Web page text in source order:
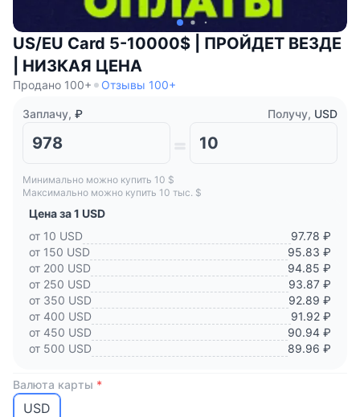
US/EU Card 5-10000$ | ПРОЙДЕТ ВЕЗДЕ
| НИЗКАЯ ЦЕНА
Продано 100+ Отзывы 100+
Заплачу, ₽ Получу, USD
Минимально можно купить 10 $
Максимально можно купить 10 тыс. $
Цена за 1 USD
от 10 USD
97.78 ₽
от 150 USD
95.83 ₽
от 200 USD
94.85 ₽
от 250 USD
93.87 ₽
от 350 USD
92.89 ₽
от 400 USD
91.92 ₽
от 450 USD
90.94 ₽
от 500 USD
89.96 ₽
Валюта карты *
USD